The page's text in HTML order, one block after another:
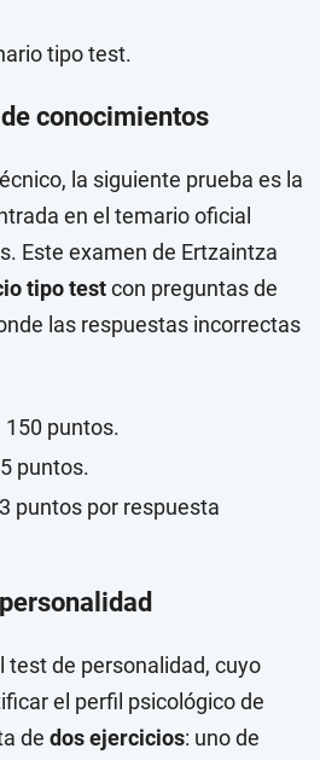
tipo test.
conocimientos
la siguiente prueba es la
en el temario oficial
Este examen de Ertzaintza
tipo testcon preguntas de
las respuestas incorrectas
150 puntos.
puntos.
puntos por respuesta
test de personalidad, cuyo
el perfil psicológico de
de dos ejercicios: uno de